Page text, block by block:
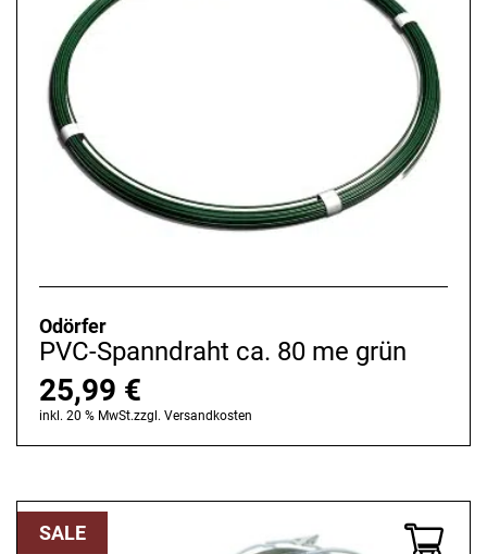
Odörfer
PVC-Spanndraht ca. 80 me grün
25,99 €
inkl. 20 % MwSt.zzgl. Versandkosten
SALE